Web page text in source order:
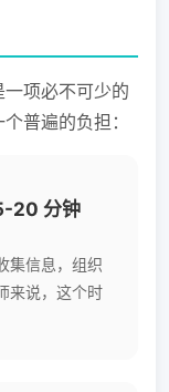
项必不可少的
普遍的负担：
20 分钟
集信息，组织
来说，这个时